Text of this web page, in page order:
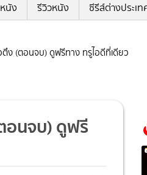
นัง รีวิวหนัง ซีรีส์ต่างประเท
ง (ตอนจบ) ดูฟรีทาง ทรูไอดีที่เดียว
อนจบ) ดูฟรี